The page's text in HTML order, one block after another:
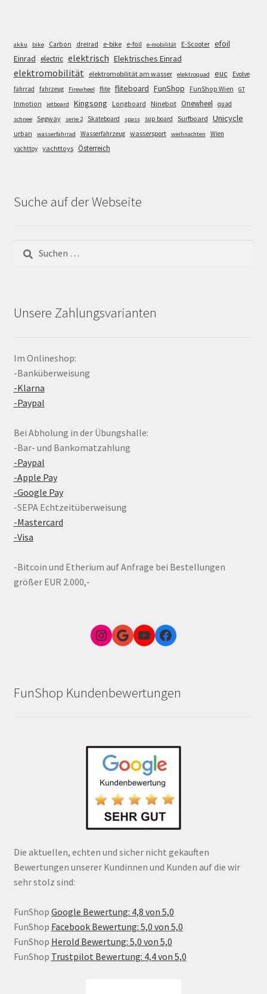
akku bike Carbon dreirad e-bike e-foil e-mobilität E-Scooter efoil
Einrad electric elektrisch Elektrisches Einrad
elektromobilität elektromobilität am wasser elektroquad euc
Evolve
fahrrad
fahrzeug Firewheel flite fliteboard FunShop FunShop Wien GT
Inmotion jetboard Kingsong Longboard Ninebot Onewheel quad
schnee Segway serie 2 Skateboard spass sup board Surfboard Unicycle
urban wasserfahrrad Wasserfahrzeug wassersport weihnachten
Wien
yachttoy yachttoys Österreich
Suche auf der Webseite
nach:
Unsere Zahlungsvarianten
Im Onlineshop:
-Banküberweisung
-Klarna
-Paypal
Bei Abholung in der Übungshalle:
-Bar- und Bankomatzahlung
-Paypal
-Apple Pay
-Google Pay
-SEPA Echtzeitüberweisung
-Mastercard
-Visa
-Bitcoin und Etherium auf Anfrage bei Bestellungen
größer EUR 2.000,-
Instagram
Google Link zum FunShop WienYouTubeFacebook
FunShop Kundenbewertungen
Die aktuellen, echten und sicher nicht gekauften
Bewertungen unserer Kundinnen und Kunden auf die wir
sehr stolz sind:
FunShop Google Bewertung: 4,8 von 5,0
FunShop Facebook Bewertung: 5,0 von 5,0
FunShop Herold Bewertung: 5,0 von 5,0
FunShop Trustpilot Bewertung: 4,4 von 5,0